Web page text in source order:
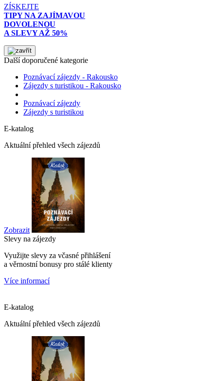
ZÍSKEJTE
TIPY NA ZAJÍMAVOU
DOVOLENOU
A SLEVY AŽ 50%
Další doporučené kategorie
Poznávací zájezdy - Rakousko
Zájezdy s turistikou - Rakousko
Poznávací zájezdy
Zájezdy s turistikou
E-katalog
Aktuální přehled všech zájezdů
Zobrazit
Slevy na zájezdy
Využijte slevy za včasné přihlášení
a věrnostní bonusy pro stálé klienty
Více informací
E-katalog
Aktuální přehled všech zájezdů